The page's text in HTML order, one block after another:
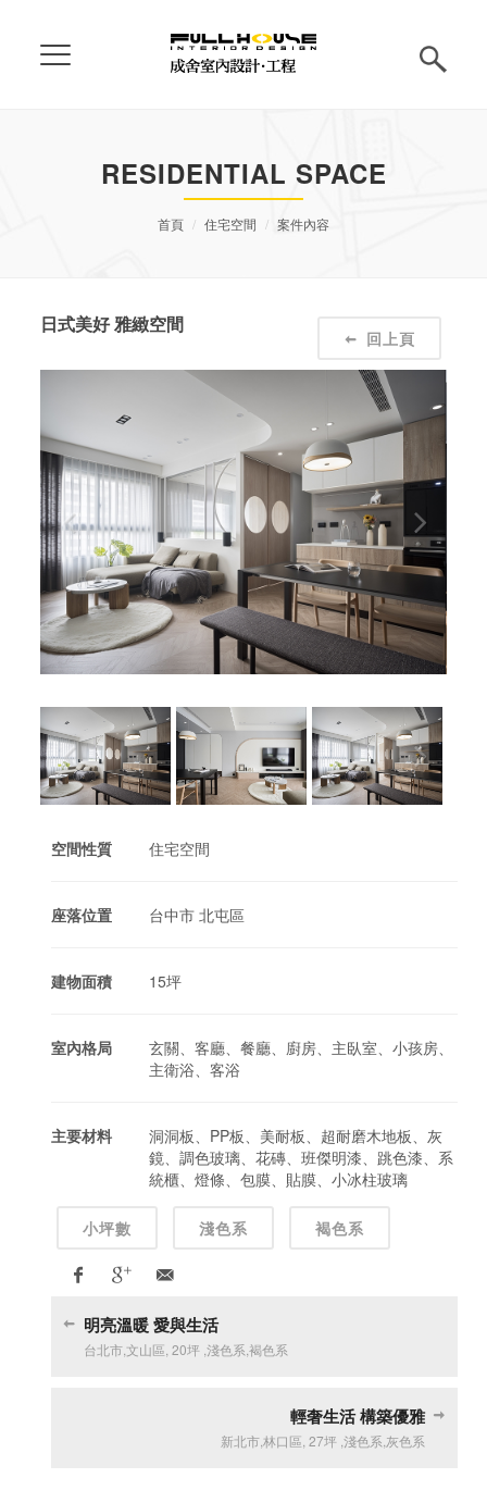
RESIDENTIAL SPACE
首頁 住宅空間 案件內容
日式美好 雅緻空間
回上頁
空間性質 住宅空間
座落位置 台中市 北屯區
建物面積 15坪
室內格局
玄關、客廳、餐廳、廚房、主臥室、小孩房、
主衛浴、客浴
主要材料
洞洞板、PP板、美耐板、超耐磨木地板、灰
鏡、調色玻璃、花磚、班傑明漆、跳色漆、系
統櫃、燈條、包膜、貼膜、小冰柱玻璃
小坪數 淺色系 褐色系
明亮溫暖 愛與生活
台北市,文山區 ,20坪 ,淺色系 ,褐色系
輕奢生活 構築優雅
新北市,林口區 27坪, 淺色系 灰色系